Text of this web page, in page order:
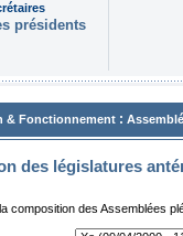
présidents
& Fonctionnement :
des législatures
composition des Assemblées